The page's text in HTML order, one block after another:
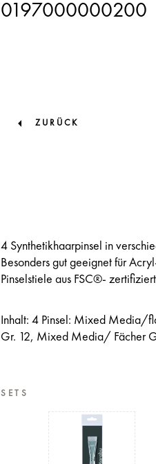
0197000000200
ZURÜCK
4 Synthetikhaarpinsel in
Besonders gut geeignet für
Pinselstiele aus FSC®-
Inhalt: 4 Pinsel: Mixed
Gr. 12, Mixed Media/ Fächer
SETS